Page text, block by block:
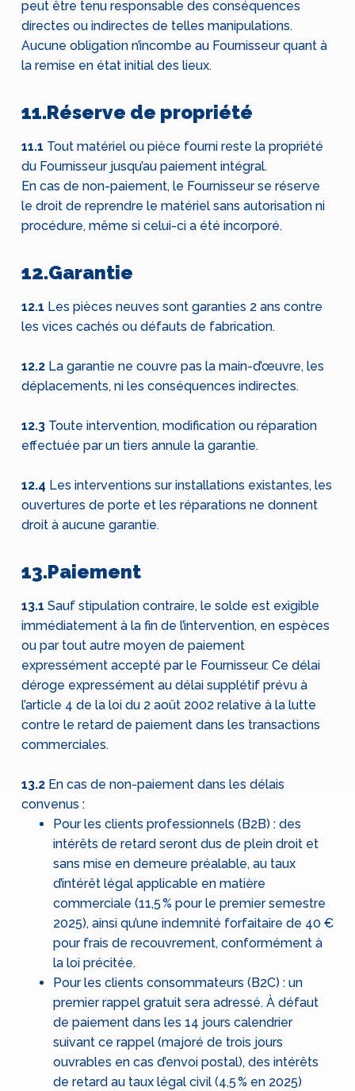
peut être tenu responsable des conséquences
directes ou indirectes de telles manipulations.
Aucune obligation n’incombe au Fournisseur quant à
la remise en état initial des lieux.
11.Réserve de propriété
11.1 Tout matériel ou pièce fourni reste la propriété
du Fournisseur jusqu’au paiement intégral.
En cas de non-paiement, le Fournisseur se réserve
le droit de reprendre le matériel sans autorisation ni
procédure, même si celui-ci a été incorporé.
12.Garantie
12.1 Les pièces neuves sont garanties 2 ans contre
les vices cachés ou défauts de fabrication.
12.2La garantie ne couvre pas la main-d’œuvre, les
déplacements, ni les conséquences indirectes.
12.3Toute intervention, modification ou réparation
effectuée par un tiers annule la garantie.
12.4 Les interventions sur installations existantes, les
ouvertures de porte et les réparations ne donnent
droit à aucune garantie.
13.Paiement
13.1 Sauf stipulation contraire, le solde est exigible
immédiatement à la fin de l’intervention, en espèces
ou par tout autre moyen de paiement
expressément accepté par le Fournisseur. Ce délai
déroge expressément au délai supplétif prévu à
l’article 4 de la loi du 2 août 2002 relative à la lutte
contre le retard de paiement dans les transactions
commerciales.
13.2En cas de non-paiement dans les délais
convenus :
Pour les clients professionnels (B2B) : des
intérêts de retard seront dus de plein droit et
sans mise en demeure préalable, au taux
d’intérêt légal applicable en matière
commerciale (11,5 % pour le premier semestre
2025), ainsi qu’une indemnité forfaitaire de 40 €
pour frais de recouvrement, conformément à
la loi précitée.
Pour les clients consommateurs (B2C) : un
premier rappel gratuit sera adressé. À défaut
de paiement dans les 14 jours calendrier
suivant ce rappel (majoré de trois jours
ouvrables en cas d’envoi postal), des intérêts
de retard au taux légal civil (4,5 % en 2025)